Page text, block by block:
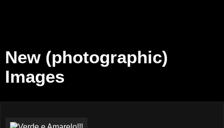
New (photographic)
Images